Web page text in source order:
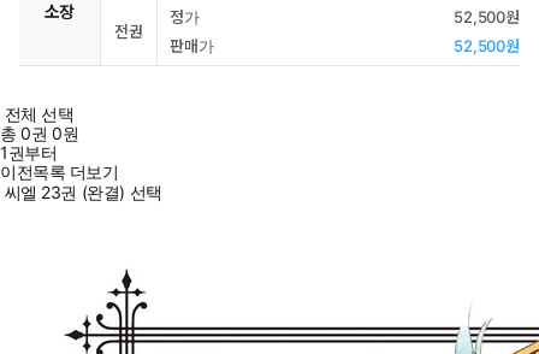
소장
전권
정가
52,500원
판매가
52,500원
전체 선택
총0권 0원
1권부터
이전목록 더보기
씨엘 23권 (완결) 선택